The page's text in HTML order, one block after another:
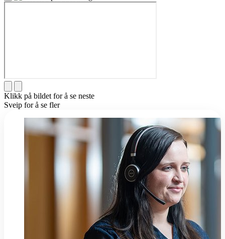
Klikk på bildet for å se neste
Sveip for å se fler